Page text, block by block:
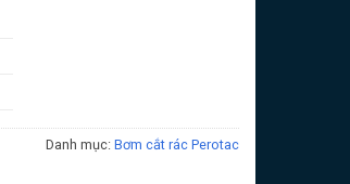
Danh mục: Bơm cắt rác Perotac